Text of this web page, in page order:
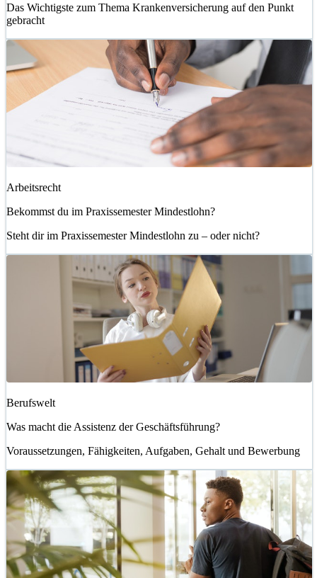
Das Wichtigste zum Thema Krankenversicherung auf den Punkt
gebracht
Arbeitsrecht
Bekommst du im Praxissemester Mindestlohn?
Steht dir im Praxissemester Mindestlohn zu – oder nicht?
Berufswelt
Was macht die Assistenz der Geschäftsführung?
Voraussetzungen, Fähigkeiten, Aufgaben, Gehalt und Bewerbung